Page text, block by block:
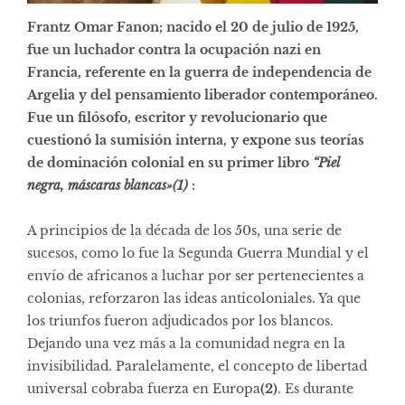
Frantz Omar Fanon; nacido el 20 de julio de 1925,
fue un luchador contra la ocupación nazi en
Francia, referente en la guerra de independencia de
Argelia y del pensamiento liberador contemporáneo.
Fue un filósofo, escritor y revolucionario que
cuestionó la sumisión interna, y expone sus teorías
de dominación colonial en su primer libro “Piel
negra, máscaras blancas»(1) :
A principios de la década de los 50s, una serie de
sucesos, como lo fue la Segunda Guerra Mundial y el
envío de africanos a luchar por ser pertenecientes a
colonias, reforzaron las ideas anticoloniales. Ya que
los triunfos fueron adjudicados por los blancos.
Dejando una vez más a la comunidad negra en la
invisibilidad. Paralelamente, el concepto de libertad
universal cobraba fuerza en Europa(2). Es durante